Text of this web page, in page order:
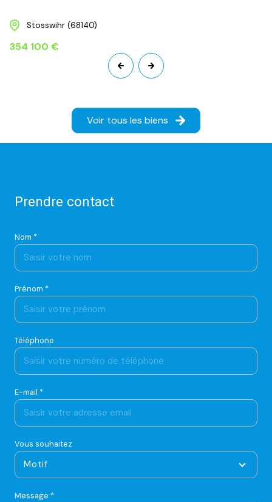
Stosswihr (68140)
354 100 €
Voir tous les biens
Prendre contact
Nom *
Prénom *
Téléphone
E-mail *
Vous souhaitez
Motif
Message *